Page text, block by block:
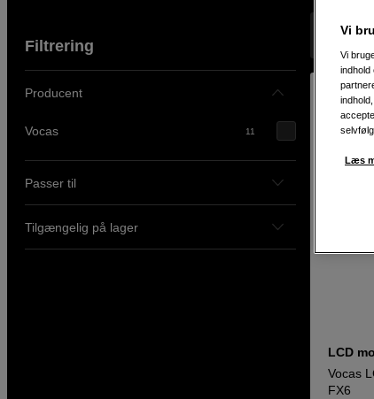
Filtrering
Producent
Vocas 11
Passer til
Tilgængelig på lager
Viser
LCD
Vocas
FX6
Vi
Vi
indhold
Læs